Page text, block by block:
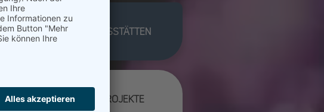
VON VERANSTALTUNGSSTÄTTEN
& INFRASTRUKTURPROJEKTE